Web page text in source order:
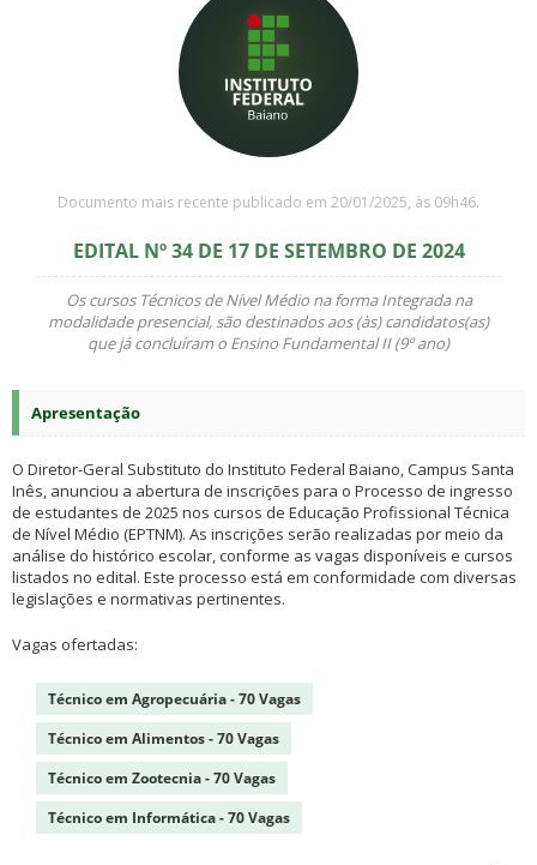
Documento mais recente publicado em 20/01/2025, às 09h46.
EDITAL Nº 34 DE 17 DE SETEMBRO DE 2024
Os cursos Técnicos de Nível Médio na forma Integrada na
modalidade presencial, são destinados aos (às) candidatos(as)
que já concluíram o Ensino Fundamental II (9º ano)
Apresentação
O Diretor-Geral Substituto do Instituto Federal Baiano, Campus Santa
Inês, anunciou a abertura de inscrições para o Processo de ingresso
de estudantes de 2025 nos cursos de Educação Profissional Técnica
de Nível Médio (EPTNM). As inscrições serão realizadas por meio da
análise do histórico escolar, conforme as vagas disponíveis e cursos
listados no edital. Este processo está em conformidade com diversas
legislações e normativas pertinentes.
Vagas ofertadas:
Técnico em Agropecuária - 70 Vagas
Técnico em Alimentos - 70 Vagas
Técnico em Zootecnia - 70 Vagas
Técnico em Informática - 70 Vagas